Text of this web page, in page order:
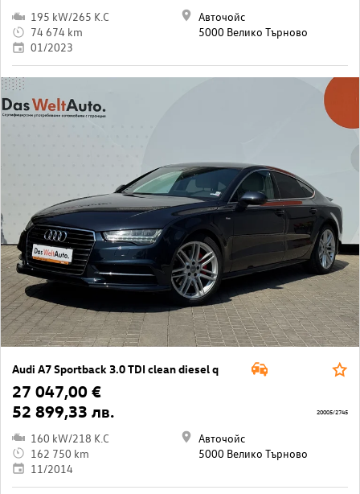
195 kW/265 K.C
74 674 km
01/2023
Авточойс
5000 Велико Търново
Audi A7 Sportback 3.0 TDI clean diesel q
27 047,00 €
52 899,33 лв.
160 kW/218 K.C
162 750 km
11/2014
Авточойс
5000 Велико Търново
20005/2745